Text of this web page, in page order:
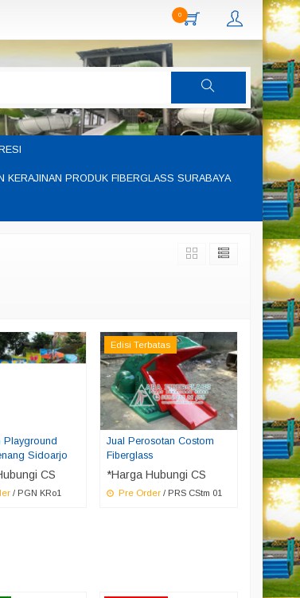
0
KERAJINAN PRODUK FIBERGLASS SURABAYA
Playground
Sidoarjo
CS
/ PGN KRo1
Edisi Terbatas
Jual Perosotan Costom
Fiberglass
*Harga Hubungi CS
Pre Order / PRS CStm 01